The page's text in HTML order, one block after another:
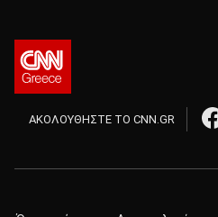
ΑΚΟΛΟΥΘΗΣΤΕ ΤΟ CNN.GR